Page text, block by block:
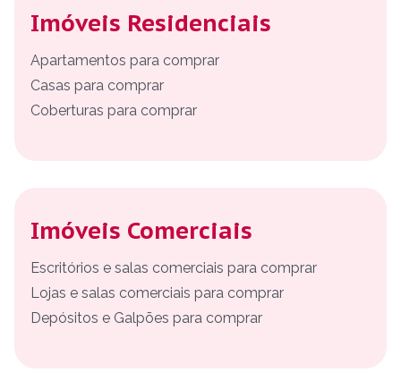
Imóveis Residenciais
Apartamentos para comprar
Casas para comprar
Coberturas para comprar
Imóveis Comerciais
Escritórios e salas comerciais para comprar
Lojas e salas comerciais para comprar
Depósitos e Galpões para comprar